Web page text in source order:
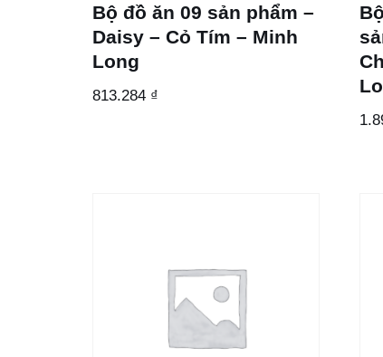
Bộ đồ ăn 09 sản phẩm –
Daisy – Cỏ Tím – Minh
Long
813.284 ₫